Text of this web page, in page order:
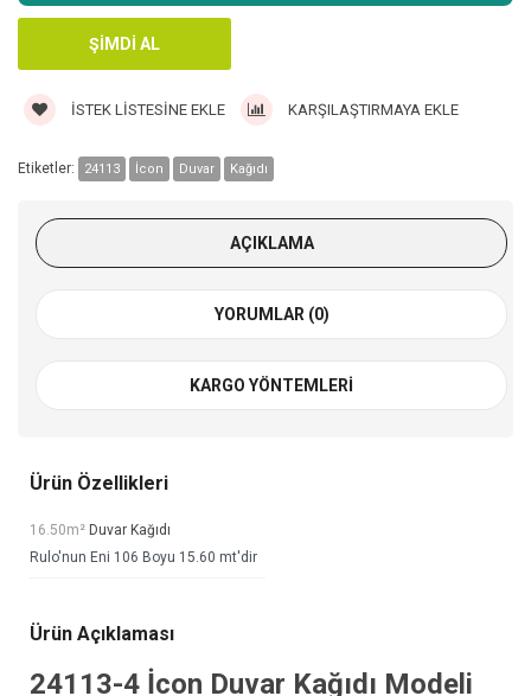
İSTEK LISTESINE EKLE KARŞILAŞTIRMAYA EKLE
Etiketler: 24113 İcon Duvar Kağıdı
AÇIKLAMA
YORUMLAR (0)
KARGO YÖNTEMLERI
Ürün Özellikleri
16.50m² Duvar Kağıdı
Rulo'nun Eni 106 Boyu 15.60 mt'dir
Ürün Açıklaması
24113-4 İcon Duvar Kağıdı Modeli